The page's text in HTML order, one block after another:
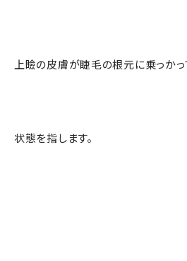
上瞼の皮膚が睫毛の根元に乗っかっ
状態を指します。